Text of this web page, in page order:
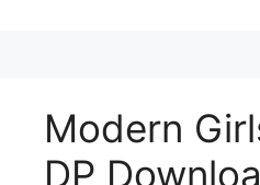
Modern
DP